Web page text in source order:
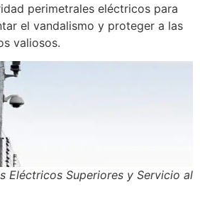
perimetrales eléctricos para
el vandalismo y proteger a las
valiosos.
Eléctricos Superiores y Servicio al